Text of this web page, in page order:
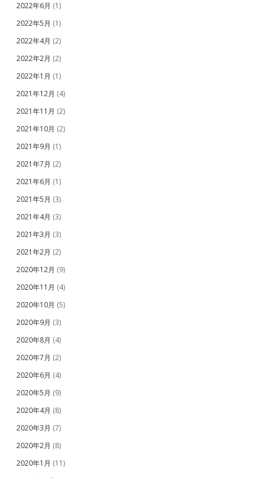
2022年6月 (1)
2022年5月 (1)
2022年4月 (2)
2022年2月 (2)
2022年1月 (1)
2021年12月 (4)
2021年11月 (2)
2021年10月 (2)
2021年9月 (1)
2021年7月 (2)
2021年6月 (1)
2021年5月 (3)
2021年4月 (3)
2021年3月 (3)
2021年2月 (2)
2020年12月 (9)
2020年11月 (4)
2020年10月 (5)
2020年9月 (3)
2020年8月 (4)
2020年7月 (2)
2020年6月 (4)
2020年5月 (9)
2020年4月 (8)
2020年3月 (7)
2020年2月 (8)
2020年1月 (11)